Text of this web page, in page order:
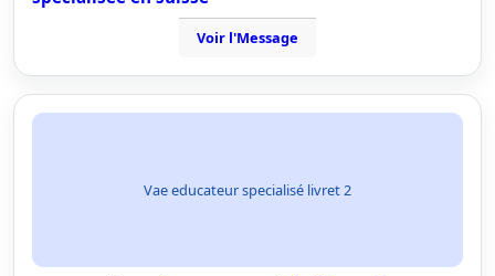
Voir l'Message
Vae educateur specialisé livret 2